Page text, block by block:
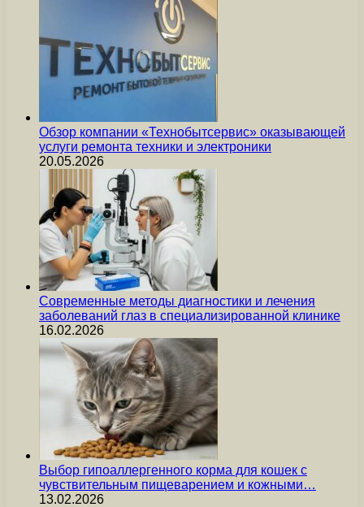
Обзор компании «Технобытсервис» оказывающей
услуги ремонта техники и электроники
20.05.2026
Современные методы диагностики и лечения
заболеваний глаз в специализированной клинике
16.02.2026
Выбор гипоаллергенного корма для кошек с
чувствительным пищеварением и кожными…
13.02.2026